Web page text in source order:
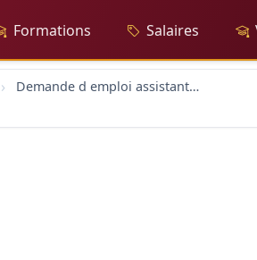
Formations Salaires
Demande d emploi assistante de service social